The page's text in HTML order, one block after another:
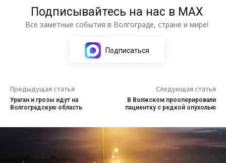
Подписывайтесь на нас в МАХ
Все заметные события в Волгограде, стране и мире!
Подписаться
Предыдущая статья
Ураган и грозы идут на
Волгоградскую область
Следующая статья
В Волжском прооперировали
пациентку с редкой опухолью